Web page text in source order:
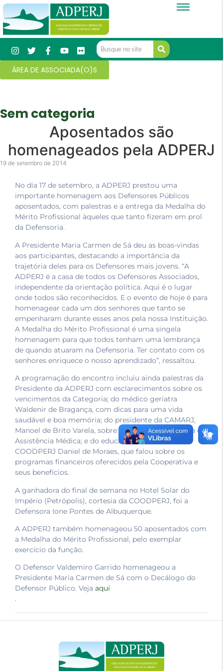
ÁREA DE ASSOCIADA(O)S
Sem categoria
Aposentados são
homenageados pela ADPERJ
19 de setembro de 2014
No dia 17 de setembro, a ADPERJ prestou uma
importante homenagem aos Defensores Públicos
aposentados, com palestras e a entrega da Medalha do
Mérito Profissional àqueles que tanto fizeram em prol
da Defensoria.
A Presidente Maria Carmen de Sá deu as boas-vindas
aos participantes, destacando a importância da
trajetória deles para os Defensores mais jovens. “A
ADPERJ é a casa de todos os Defensores Associados,
independente da orientação política. Aqui é o lugar
onde todos são reconhecidos. E o evento de hoje é para
homenagear cada um dos senhores que tanto se
empenharam durante esses anos pela nossa Instituição.
A Medalha do Mérito Profissional é uma singela
homenagem para que todos tenham uma lembrança
de quando atuaram na Defensoria. Ter contato com os
senhores enriquece o nosso aprendizado”, ressaltou.
A programação do encontro incluiu ainda palestras da
Presidente da ADPERJ com esclarecimentos sobre os
vencimentos da Categoria; do médico geriatra
Waldenir de Bragança, com dicas para uma vida
saudável e boa memória; do presidente da CAMARJ,
Manoel de Brito Varela, sobre os benefícios da Caixa de
Assistência Médica; e do educador financeiro da
COODPERJ Daniel de Moraes, que falou sobre os
programas financeiros oferecidos pela Cooperativa e
seus benefícios.
A ganhadora do final de semana no Hotel Solar do
Império (Petrópolis), cortesia da COODPERJ, foi a
Defensora Ione Pontes de Albuquerque.
A ADPERJ também homenageou 50 aposentados com
a Medalha do Mérito Profissional, pelo exemplar
exercício da função.
O Defensor Valdemiro Garrido homenageou a
Presidente Maria Carmen de Sá com o Decálogo do
Defensor Público. Veja aqui
.